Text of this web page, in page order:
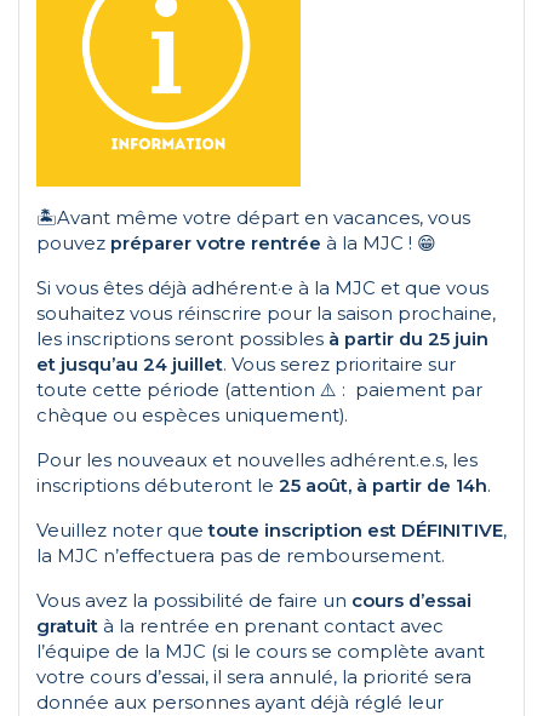
🏝️Avant même votre départ en vacances, vous
pouvez préparer votre rentrée à la MJC ! 😁
Si vous êtes déjà adhérent·e à la MJC et que vous
souhaitez vous réinscrire pour la saison prochaine,
les inscriptions seront possibles à partir du 25 juin
et jusqu’au 24 juillet. Vous serez prioritaire sur
toute cette période (attention ⚠️ : paiement par
chèque ou espèces uniquement).
Pour les nouveaux et nouvelles adhérent.e.s, les
inscriptions débuteront le 25 août, à partir de 14h.
Veuillez noter quetoute inscription est DÉFINITIVE,
la MJC n’effectuera pas de remboursement.
Vous avez la possibilité de faire un cours d’essai
gratuit à la rentrée en prenant contact avec
l’équipe de la MJC (si le cours se complète avant
votre cours d’essai, il sera annulé, la priorité sera
donnée aux personnes ayant déjà réglé leur